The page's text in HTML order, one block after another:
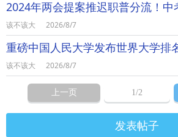
该不该大 2026/8/7
该不该大 2026/8/7
上一页 1/2
发表帖子